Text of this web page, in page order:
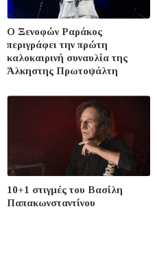
Ο Ξενοφών Ραράκος
περιγράφει την πρώτη
καλοκαιρινή συναυλία της
Άλκηστης Πρωτοψάλτη
10+1 στιγμές του Βασίλη
Παπακωνσταντίνου